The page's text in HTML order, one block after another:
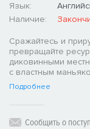
Язык:
Наличие:
Сражайтесь и
превращайте
диковинными
с властным
Подробнее
Сообщить о